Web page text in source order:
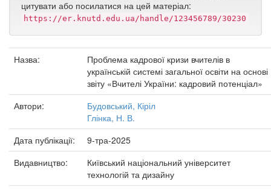
цитувати або посилатися на цей матеріал:
https://er.knutd.edu.ua/handle/123456789/30230
Назва:
Проблема кадрової кризи вчителів в
українській системі загальної освіти на основі
звіту «Вчителі України: кадровий потенціал»
Автори:
Будовський, Кіріл
Глінка, Н. В.
Дата публікації:
9-тра-2025
Видавництво:
Київський національний університет
технологій та дизайну